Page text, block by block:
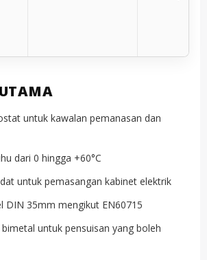
untuk kawalan pemanasan dan
dari 0 hingga +60°C
untuk pemasangan kabinet elektrik
DIN 35mm mengikut EN60715
untuk pensuisan yang boleh